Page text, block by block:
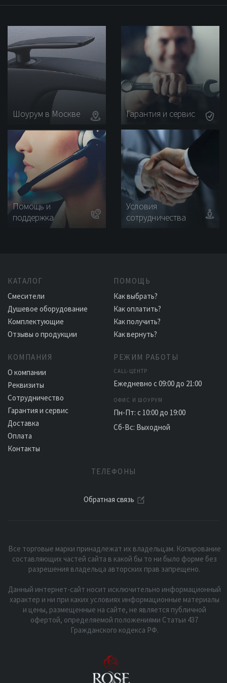
R0105
Шоурум в Москве Гарантия и сервис
Помощь и
поддержка
Условия
сотрудничества
КАТАЛОГ
Смесители
Душевое оборудование
Комплектующие
Отзывы о продукции
ПОМОЩЬ
Как выбрать?
Как оплатить?
Как получить?
Как вернуть?
КОМПАНИЯ
О компании
Реквизиты
Сотрудничество
Гарантия и сервис
Доставка
Оплата
Контакты
РЕЖИМ РАБОТЫ
CALL-ЦЕНТР
Ежедневно с 09:00 до 21:00
ОФИС И ШОУРУМ
Пн-Пт: с 10:00 до 19:00
Сб-Вс: Выходной
ТЕЛЕФОНЫ
Обратная связь
Все торговые марки принадлежат их владельцам. Копирование
составляющих частей сайта в какой бы то ни было форме без
разрешения владельца авторских прав запрещено.
Данный интернет-сайт носит исключительно информационный
характер и ни при каких условиях информационные материалы
и цены, размещенные на сайте, не является публичной
офертой, определяемой положениями Статьи 437
Гражданского кодекса РФ.